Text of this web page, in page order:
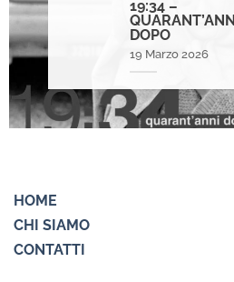
19:34 –
QUARANT’ANNI
DOPO
19 Marzo 2026
HOME
CHI SIAMO
CONTATTI